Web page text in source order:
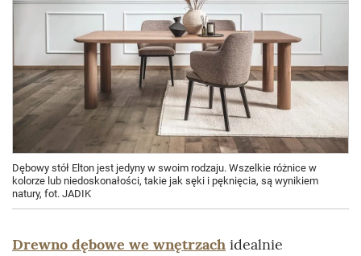
Dębowy stół Elton jest jedyny w swoim rodzaju. Wszelkie różnice w
kolorze lub niedoskonałości, takie jak sęki i pęknięcia, są wynikiem
natury, fot. JADIK
Drewno dębowe we wnętrzach idealnie